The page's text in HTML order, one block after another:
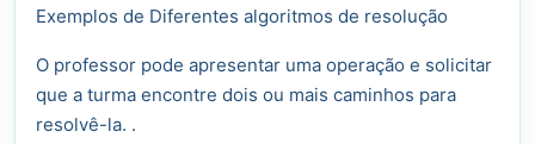
Exemplos de Diferentes algoritmos de resolução
O professor pode apresentar uma operação e solicitar
que a turma encontre dois ou mais caminhos para
resolvê-la. .